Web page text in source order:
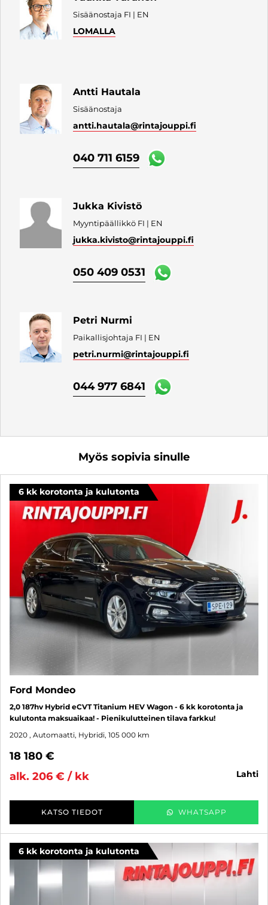
Sisäänostaja FI | EN
LOMALLA
Antti Hautala
Sisäänostaja
antti.hautala@rintajouppi.fi
040 711 6159
Jukka Kivistö
Myyntipäällikkö FI | EN
jukka.kivisto@rintajouppi.fi
050 409 0531
Petri Nurmi
Paikallisjohtaja FI | EN
petri.nurmi@rintajouppi.fi
044 977 6841
Myös sopivia sinulle
6 kk korotonta ja kulutonta
Ford Mondeo
2,0 187hv Hybrid eCVT Titanium HEV Wagon - 6 kk korotonta ja
kulutonta maksuaikaa! - Pienikulutteinen tilava farkku!
2020 , Automaatti, Hybridi, 105 000 km
18 180 €
alk. 206 € / kk
lahti
KATSO TIEDOT WHATSAPP
6 kk korotonta ja kulutonta